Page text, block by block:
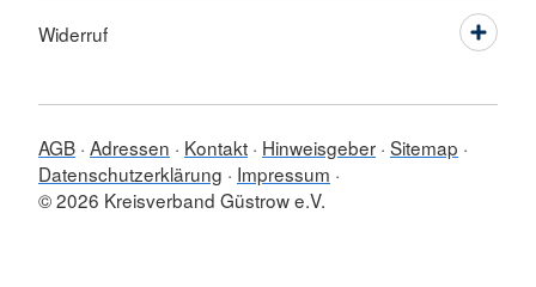
Widerruf
AGB Adressen Kontakt Hinweisgeber Sitemap
Datenschutzerklärung
Impressum
© 2026 Kreisverband Güstrow e.V.